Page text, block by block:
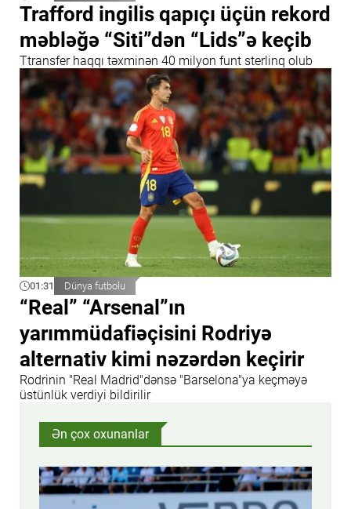
Trafford ingilis qapıçı üçün rekord
məbləğə “Siti”dən “Lids”ə keçib
Ttransfer haqqı təxminən 40 milyon funt sterlinq olub
01:31 Dünya futbolu
“Real” “Arsenal”ın
yarımmüdafiəçisini Rodriyə
alternativ kimi nəzərdən keçirir
Rodrinin "Real Madrid"dənsə "Barselona"ya keçməyə
üstünlük verdiyi bildirilir
Ən çox oxunanlar